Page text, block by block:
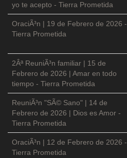
yo te acepto - Tierra Prometida
OraciÃ³n | 19 de Febrero de 2026 -
Tierra Prometida
2Âª ReuniÃ³n familiar | 15 de
Febrero de 2026 | Amar en todo
tiempo - Tierra Prometida
ReuniÃ³n "SÃ© Sano" | 14 de
Febrero de 2026 | Dios es Amor -
Tierra Prometida
OraciÃ³n | 12 de Febrero de 2026 -
Tierra Prometida